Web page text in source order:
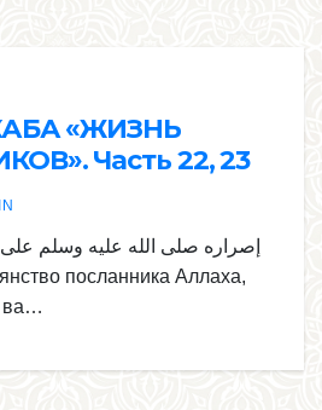
«ЖИЗНЬ
Часть 22, 23
إصراره صلى الله عليه وسلم على
ва…